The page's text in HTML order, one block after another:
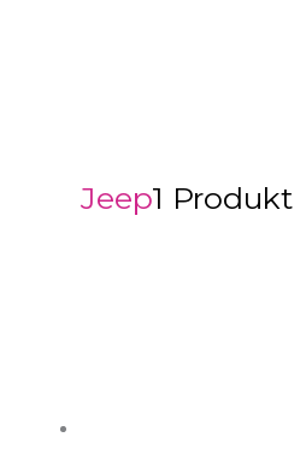
Jeep1 Produkt